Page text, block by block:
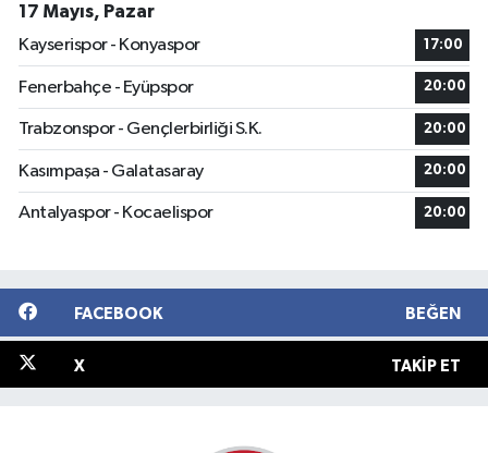
17 Mayıs, Pazar
Kayserispor - Konyaspor
17:00
Fenerbahçe - Eyüpspor 20:00
Trabzonspor - Gençlerbirliği S.K. 20:00
Kasımpaşa - Galatasaray 20:00
Antalyaspor - Kocaelispor 20:00
FACEBOOK BEĞEN
X TAKIP ET